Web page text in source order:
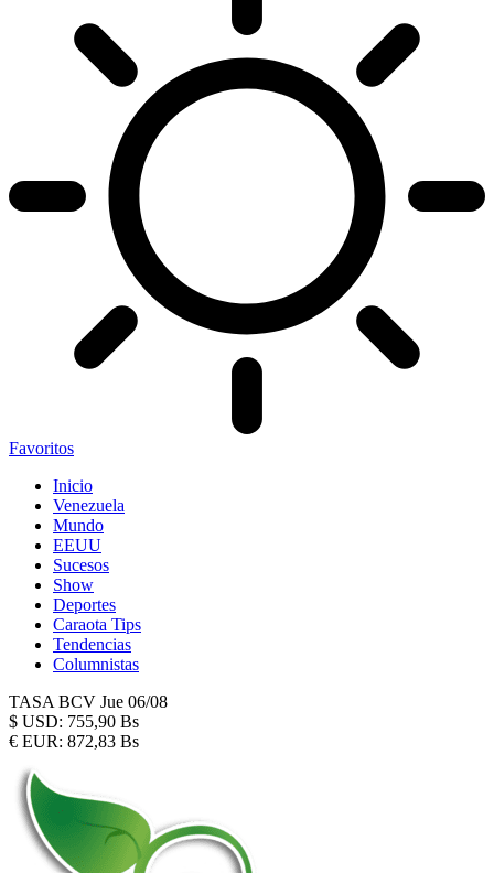
Favoritos
Inicio
Venezuela
Mundo
EEUU
Sucesos
Show
Deportes
Caraota Tips
Tendencias
Columnistas
TASA BCV Jue 06/08
$ USD: 755,90 Bs
€ EUR: 872,83 Bs